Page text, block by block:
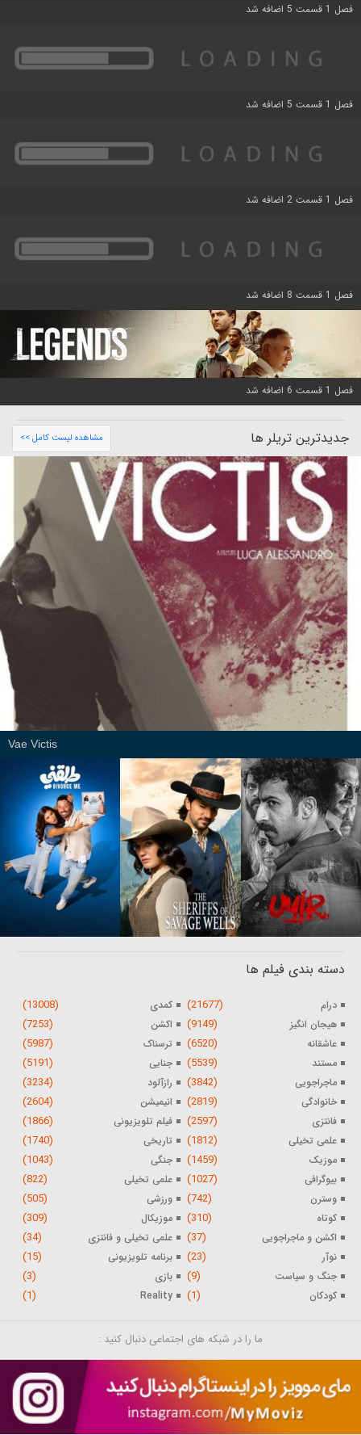
فصل 1 قسمت 5 اضافه شد
فصل 1 قسمت 5 اضافه شد
فصل 1 قسمت 2 اضافه شد
فصل 1 قسمت 8 اضافه شد
فصل 1 قسمت 6 اضافه شد
جدیدترین تریلر ها مشاهده لیست کامل >>
Vae Victis
دسته بندی فیلم ها
درام (21677) کمدی (13008)
هیجان انگیز (9149) اکشن (7253)
عاشقانه (6520) ترسناک (5987)
مستند (5539) جنایی (5191)
ماجراجویی (3842) رازآلود (3234)
خانوادگی (2819) انیمیشن (2604)
فانتزی (2597) فیلم تلویزیونی (1866)
علمی تخیلی (1812) تاریخی (1740)
موزیک (1459) جنگی (1043)
بیوگرافی (1027) علمی تخیلی (822)
وسترن (742) ورزشی (505)
کوتاه (310) موزیکال (309)
اکشن و ماجراجویی (37) علمی تخیلی و فانتزی (34)
نوآر (23) برنامه تلویزیونی (15)
جنگ و سیاست (9) بازی (3)
کودکان (1)
Reality
(1)
ما را در شبکه های اجتماعی دنبال کنید :